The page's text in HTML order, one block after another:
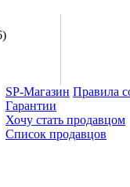
SP-Магазин Правила
Гарантии
Хочу стать продавцом
Список продавцов